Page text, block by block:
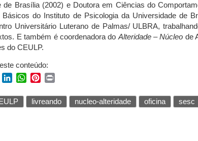
de Brasília (2002) e Doutora em Ciências do
Básicos do Instituto de Psicologia da Universidade de
Universitário Luterano de Palmas/ ULBRA,
E também é coordenadora do Alteridade–Núcleo de
do CEULP.
conteúdo:
ThreadsLinkedInWhatsApp
Pinterest
livreando nucleo-alteridade oficina sesc